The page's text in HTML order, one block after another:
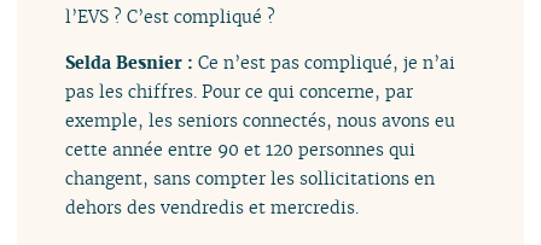
l’EVS ? C’est compliqué ?
Selda Besnier :Ce n’est pas compliqué, je n’ai
pas les chiffres. Pour ce qui concerne, par
exemple, les seniors connectés, nous avons eu
cette année entre 90 et 120 personnes qui
changent, sans compter les sollicitations en
dehors des vendredis et mercredis.